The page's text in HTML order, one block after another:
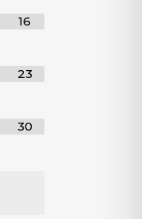
16
23
30